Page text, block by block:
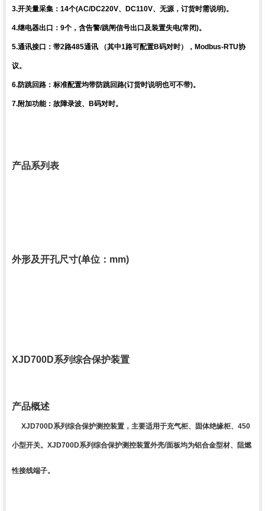
3.开关量采集：14个(AC/DC220V、DC110V、无源，订货时需说明)。
4.继电器出口：9个，含告警/跳闸信号出口及装置失电(常闭)。
5.通讯接口：带2路485通讯 （其中1路可配置B码对时），Modbus-RTU协
议。
6.防跳回路：标准配置均带防跳回路(订货时说明也可不带)。
7.附加功能：故障录波、B码对时。
产品系列表
外形及开孔尺寸(单位：mm)
XJD700D系列综合保护装置
产品概述
XJD700D系列综合保护测控装置，主要适用于充气柜、 固体绝缘柜、450
小型开关。XJD700D系列综合保护测控装置外壳/面板均为铝合金型材、阻燃
性接线端子。